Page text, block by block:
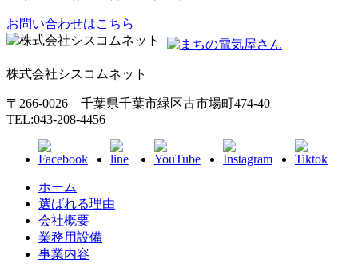
お問い合わせはこちら
株式会社シスコムネット
〒266-0026 千葉県千葉市緑区古市場町474-40
TEL:043-208-4456
ホーム
選ばれる理由
会社概要
業務用設備
事業内容